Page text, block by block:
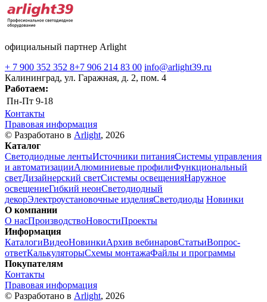
официальный партнер Arlight
+ 7 900 352 352 8+7 906 214 83 00 info@arlight39.ru
Калининград, ул. Гаражная, д. 2, пом. 4
Работаем:
Пн-Пт 9-18
Контакты
Правовая информация
© Разработано в Arlight, 2026
Каталог
Светодиодные лентыИсточники питанияСистемы управления
и автоматизацииАлюминиевые профилиФункциональный
светДизайнерский светСистемы освещенияНаружное
освещениеГибкий неонСветодиодный
декорЭлектроустановочные изделияСветодиоды Новинки
О компании
О насПроизводствоНовостиПроекты
Информация
КаталогиВидеоНовинкиАрхив вебинаровСтатьиВопрос-
ответКалькуляторыСхемы монтажаФайлы и программы
Покупателям
Контакты
Правовая информация
© Разработано в Arlight, 2026